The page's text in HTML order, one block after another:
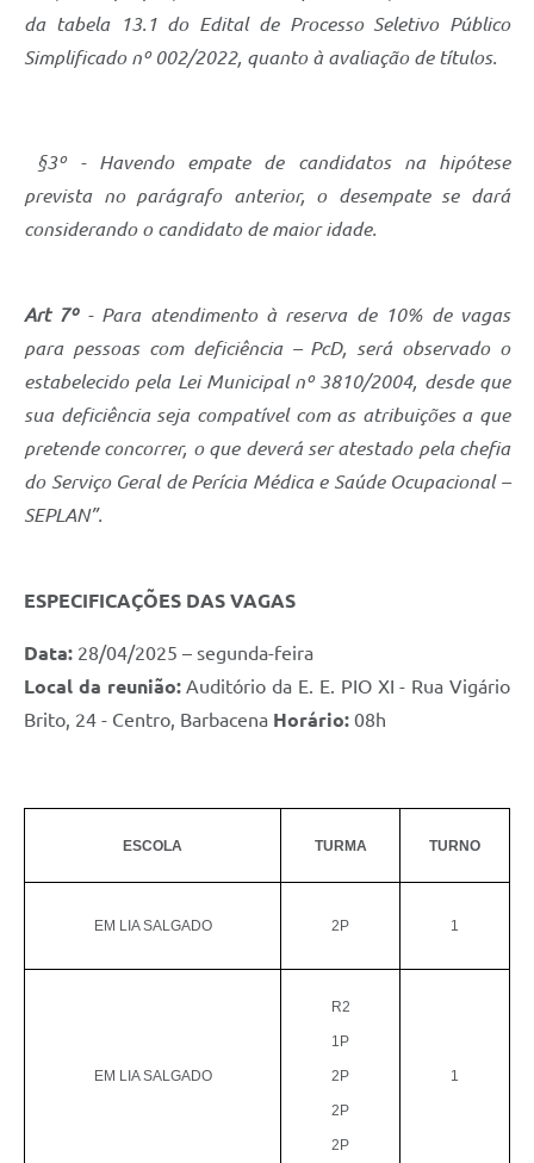
da tabela 13.1 do Edital de Processo Seletivo Público
Simplificado nº 002/2022, quanto à avaliação de títulos.
§3º - Havendo empate de candidatos na hipótese
prevista no parágrafo anterior, o desempate se dará
considerando o candidato de maior idade.
Art 7º- Para atendimento à reserva de 10% de vagas
para pessoas com deficiência – PcD, será observado o
estabelecido pela Lei Municipal nº 3810/2004, desde que
sua deficiência seja compatível com as atribuições a que
pretende concorrer, o que deverá ser atestado pela chefia
do Serviço Geral de Perícia Médica e Saúde Ocupacional –
SEPLAN”.
ESPECIFICAÇÕES DAS VAGAS
Data: 28/04/2025 – segunda-feira
Local da reunião: Auditório da E. E. PIO XI - Rua Vigário
Brito, 24 - Centro, Barbacena Horário: 08h
ESCOLA TURMA TURNO
EM LIA SALGADO 2P 1
EM LIA SALGADO
R2
1P
2P
2P
2P
1